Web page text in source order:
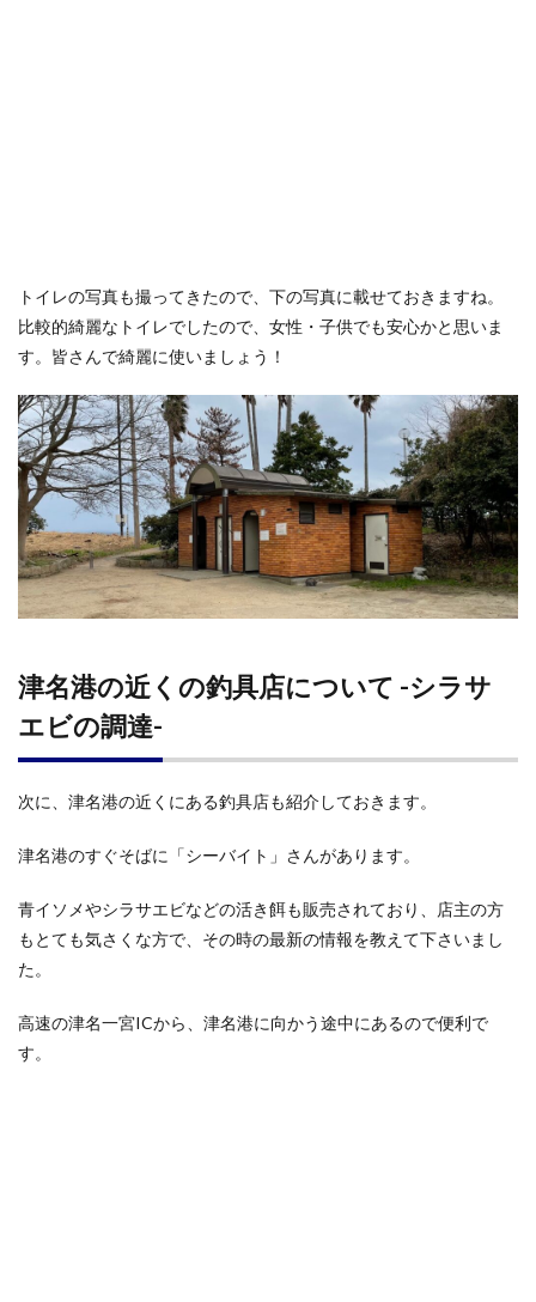
トイレの写真も撮ってきたので、下の写真に載せておきますね。
比較的綺麗なトイレでしたので、女性・子供でも安心かと思いま
す。皆さんで綺麗に使いましょう！
津名港の近くの釣具店について -シラサ
エビの調達-
次に、津名港の近くにある釣具店も紹介しておきます。
津名港のすぐそばに「シーバイト」さんがあります。
青イソメやシラサエビなどの活き餌も販売されており、店主の方
もとても気さくな方で、その時の最新の情報を教えて下さいまし
た。
高速の津名一宮ICから、津名港に向かう途中にあるので便利で
す。